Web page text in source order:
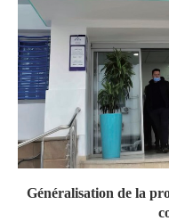
Généralisation de la